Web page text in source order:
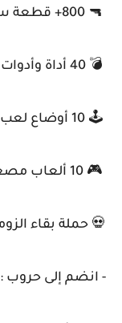
🔫 800+ قطعة سلاح
💣 40 أداة وأدوات مفيدة
🕹️ 10 أوضاع لعب مختلفة
🎮 10 ألعاب مصغرة مثيرة
💀 حملة بقاء
- انضم إلى حروب :